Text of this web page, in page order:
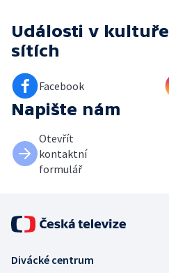
Události v kultuře
sítích
Facebook
Napište nám
Otevřít
kontaktní
formulář
Divácké centrum